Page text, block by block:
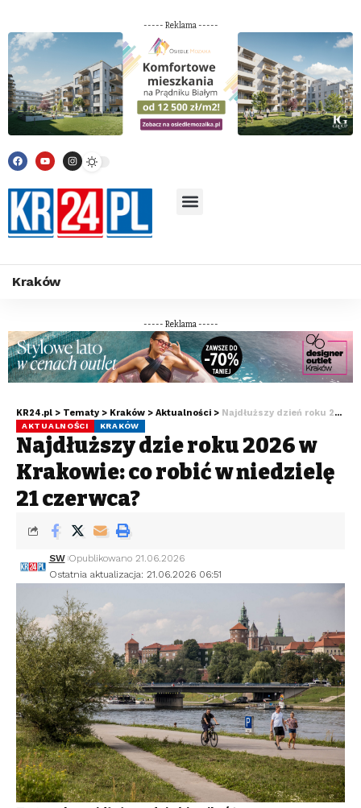
----- Reklama -----
Kraków
----- Reklama -----
KR24.pl > Tematy > Kraków > Aktualności > Najdłuższy dzień roku 2026 w Krakowie: co robić w niedzielę 21 czerwca?
AKTUALNOŚCI KRAKÓW
Najdłuższy dzień roku 2026 w
Krakowie: co robić w niedzielę
21 czerwca?
Ostatnia aktualizacja: 21.06.2026 06:51
SW Opublikowano 21.06.2026